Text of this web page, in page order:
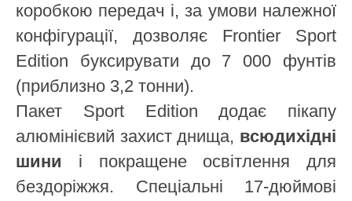
коробкою передач і, за умови належної
конфігурації, дозволяє Frontier Sport
Edition буксирувати до 7 000 фунтів
(приблизно 3,2 тонни).
Пакет Sport Edition додає пікапу
алюмінієвий захист днища, всюдихідні
шини і покращене освітлення для
бездоріжжя. Спеціальні 17-дюймові